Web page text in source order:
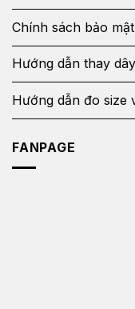
Chính sách bảo mật
Hướng dẫn thay
Hướng dẫn đo size
FANPAGE